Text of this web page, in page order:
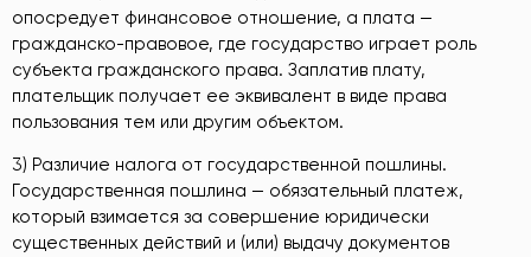
опосредует финансовое отношение, а плата —
гражданско-правовое, где государство играет роль
субъекта гражданского права. Заплатив плату,
плательщик получает ее эквивалент в виде права
пользования тем или другим объектом.
3) Различие налога от государственной пошлины.
Государственная пошлина — обязательный платеж,
который взимается за совершение юридически
существенных действий и (или) выдачу документов